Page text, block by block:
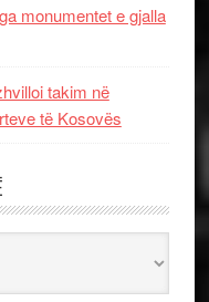
monumentet e gjalla
takim në
të Kosovës